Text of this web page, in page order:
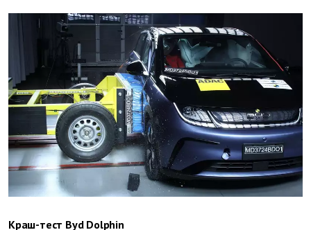
Краш-тест Byd Dolphin